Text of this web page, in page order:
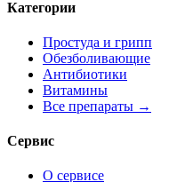
Категории
Простуда и грипп
Обезболивающие
Антибиотики
Витамины
Все препараты →
Сервис
О сервисе